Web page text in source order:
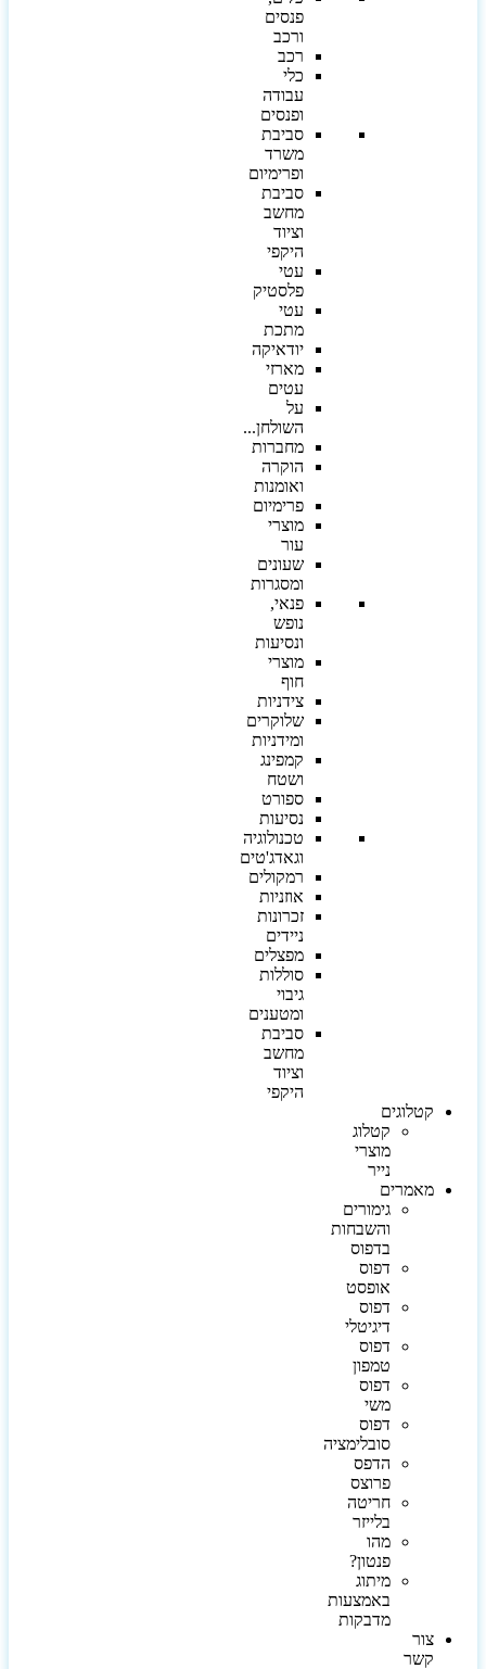
פנסים
ורכב
רכב
כלי
עבודה
ופנסים
סביבת
משרד
ופרימיום
סביבת
מחשב
וציוד
היקפי
עטי
פלסטיק
עטי
מתכת
יודאיקה
מארזי
עטים
על
השולחן...
מחברות
הוקרה
ואומנות
פרימיום
מוצרי
עור
שעונים
ומסגרות
פנאי,
נופש
ונסיעות
מוצרי
חוף
צידניות
שלוקרים
ומידניות
קמפינג
ושטח
ספורט
נסיעות
טכנולוגיה
וגאדג'טים
רמקולים
אוזניות
זכרונות
ניידים
מפצלים
סוללות
גיבוי
ומטענים
סביבת
מחשב
וציוד
היקפי
קטלוגים
קטלוג
מוצרי
נייר
מאמרים
גימורים
והשבחות
בדפוס
דפוס
אופסט
דפוס
דיגיטלי
דפוס
טמפון
דפוס
משי
דפוס
סובלימציה
הדפס
פרוצס
חריטה
בלייזר
מהו
פנטון?
מיתוג
באמצעות
מדבקות
צור
קשר